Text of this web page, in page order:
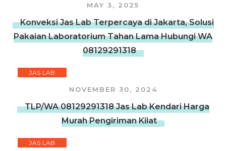
MAY 3, 2025
Konveksi Jas Lab Terpercaya di Jakarta, Solusi
Pakaian Laboratorium Tahan Lama Hubungi WA
08129291318
JAS LAB
NOVEMBER 30, 2024
TLP/WA 08129291318 Jas Lab Kendari Harga
Murah Pengiriman Kilat
JAS LAB